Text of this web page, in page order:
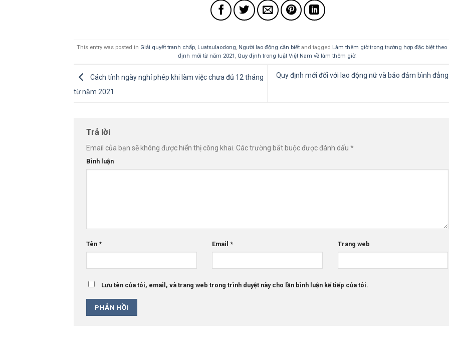
This entry was posted in Giải quyết tranh chấp, Luatsulaodong, Người lao động cần biếtand tagged Làm thêm giờ trong trường hợp đặc biệt theo
định mới từ năm 2021 , Quy định trong luật Việt Nam về làm thêm giờ.
Cách tính ngày nghỉ phép khi làm việc chưa đủ 12 tháng
từ năm 2021
Quy định mới đối với lao động nữ và bảo đảm bình
Trả lời
Email của bạn sẽ không được hiển thị công khai. Các trường bắt buộc được đánh dấu *
Bình luận
Tên * Email * Trang web
Lưu tên của tôi, email, và trang web trong trình duyệt này cho lần bình luận kế tiếp của tôi.